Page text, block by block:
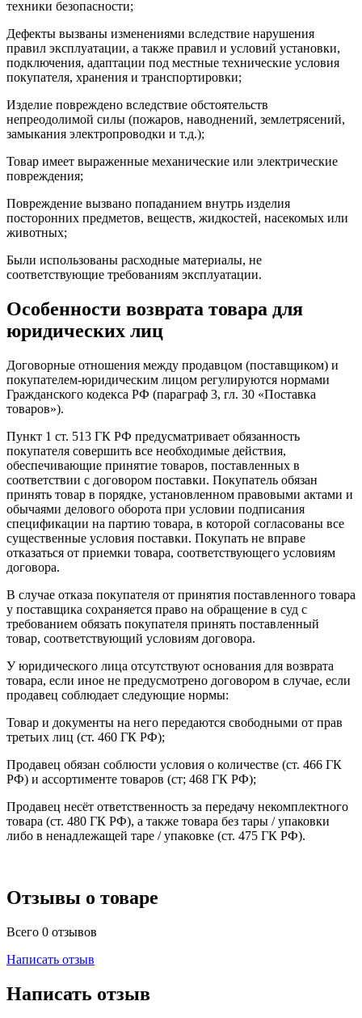
техники безопасности;
Дефекты вызваны изменениями вследствие нарушения
правил эксплуатации, а также правил и условий установки,
подключения, адаптации под местные технические условия
покупателя, хранения и транспортировки;
Изделие повреждено вследствие обстоятельств
непреодолимой силы (пожаров, наводнений, землетрясений,
замыкания электропроводки и т.д.);
Товар имеет выраженные механические или электрические
повреждения;
Повреждение вызвано попаданием внутрь изделия
посторонних предметов, веществ, жидкостей, насекомых или
животных;
Были использованы расходные материалы, не
соответствующие требованиям эксплуатации.
Особенности возврата товара для
юридических лиц
Договорные отношения между продавцом (поставщиком) и
покупателем-юридическим лицом регулируются нормами
Гражданского кодекса РФ (параграф 3, гл. 30 «Поставка
товаров»).
Пункт 1 ст. 513 ГК РФ предусматривает обязанность
покупателя совершить все необходимые действия,
обеспечивающие принятие товаров, поставленных в
соответствии с договором поставки. Покупатель обязан
принять товар в порядке, установленном правовыми актами и
обычаями делового оборота при условии подписания
спецификации на партию товара, в которой согласованы все
существенные условия поставки. Покупать не вправе
отказаться от приемки товара, соответствующего условиям
договора.
В случае отказа покупателя от принятия поставленного товара
у поставщика сохраняется право на обращение в суд с
требованием обязать покупателя принять поставленный
товар, соответствующий условиям договора.
У юридического лица отсутствуют основания для возврата
товара, если иное не предусмотрено договором в случае, если
продавец соблюдает следующие нормы:
Товар и документы на него передаются свободными от прав
третьих лиц (ст. 460 ГК РФ);
Продавец обязан соблюсти условия о количестве (ст. 466 ГК
РФ) и ассортименте товаров (ст; 468 ГК РФ);
Продавец несёт ответственность за передачу некомплектного
товара (ст. 480 ГК РФ), а также товара без тары / упаковки
либо в ненадлежащей таре / упаковке (ст. 475 ГК РФ).
Отзывы о товаре
Всего 0 отзывов
Написать отзыв
Написать отзыв